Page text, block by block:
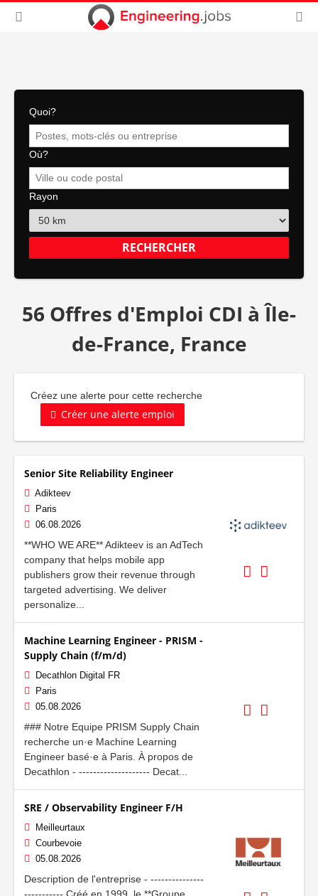
Quoi?
Où?
Rayon
56 Offres d'Emploi CDI à Île-
de-France, France
Créez une alerte pour cette recherche
Créer une alerte emploi
Senior Site Reliability Engineer
Adikteev
Paris
06.08.2026
**WHO WE ARE** Adikteev is an AdTech
company that helps mobile app
publishers grow their revenue through
targeted advertising. We deliver
personalize...
Machine Learning Engineer - PRISM -
Supply Chain (f/m/d)
Decathlon Digital FR
Paris
05.08.2026
### Notre Equipe PRISM Supply Chain
recherche un·e Machine Learning
Engineer basé·e à Paris. À propos de
Decathlon - -------------------- Decat...
SRE / Observability Engineer F/H
Meilleurtaux
Courbevoie
05.08.2026
Description de l'entreprise - ---------------
----------- Créé en 1999, le **Groupe